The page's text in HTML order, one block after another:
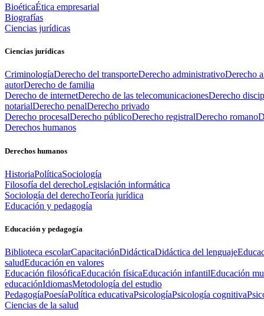
BioéticaÉtica empresarial
Biografías
Ciencias jurídicas
Ciencias jurídicas
CriminologíaDerecho del transporteDerecho administrativoDerecho
autorDerecho de familia
Derecho de internetDerecho de las telecomunicacionesDerecho
notarialDerecho penalDerecho privado
Derecho procesalDerecho públicoDerecho registralDerecho romano
Derechos humanos
Derechos humanos
HistoriaPolíticaSociología
Filosofía del derechoLegislación informática
Sociología del derechoTeoría jurídica
Educación y pedagogía
Educación y pedagogía
Biblioteca escolarCapacitaciónDidácticaDidáctica del lenguaje
saludEducación en valores
Educación filosóficaEducación físicaEducación infantilEducación
educaciónIdiomasMetodología del estudio
PedagogíaPoesíaPolítica educativaPsicologíaPsicología cognitiva
Ciencias de la salud